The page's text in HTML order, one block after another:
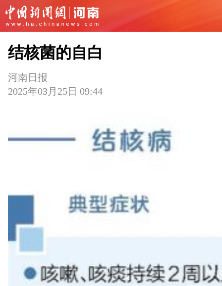
结核菌的自白
河南日报
2025年03月25日 09:44